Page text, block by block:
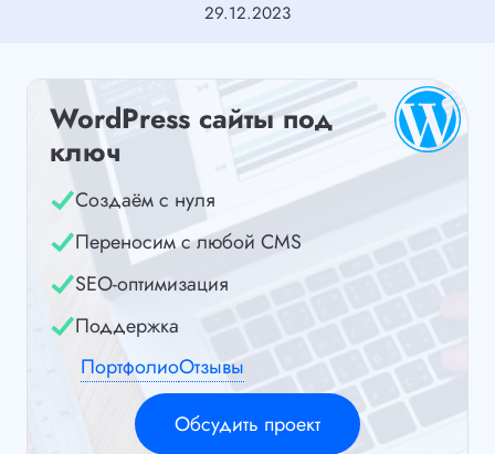
29.12.2023
WordPress сайты под
ключ
Создаём с нуля
Переносим с любой CMS
SEO-оптимизация
Поддержка
ПортфолиоОтзывы
Обсудить проект